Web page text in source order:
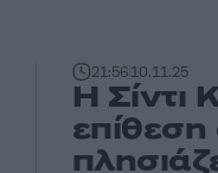
21:5610.11.25
Η Σίντι